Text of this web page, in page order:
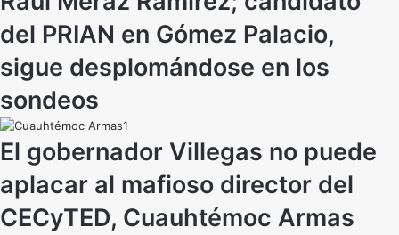
del PRIAN en Gómez Palacio,
sigue desplomándose en los
sondeos
El gobernador Villegas no puede
aplacar al mafioso director del
CECyTED, Cuauhtémoc Armas